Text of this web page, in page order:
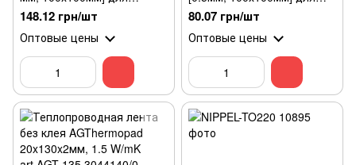
процессора
148.12 грн/шт
Оптовые цены
процессора
80.07 грн/шт
Оптовые цены